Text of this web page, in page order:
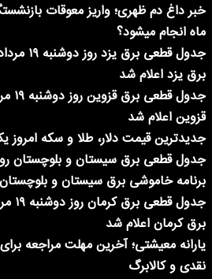
خبر داغ دم ظهری؛ واریز معوقات
ماه انجام میشود؟
برق یزد اعلام شد
قزوین اعلام شد
جدیدترین قیمت دلار، طلا و سکه امروز یکشنبه ۱۸
برنامه خاموشی برق سیستان و
برق کرمان اعلام شد
یارانه معیشتی؛ آخرین مهلت مراجعه
نقدی و کالابرگ